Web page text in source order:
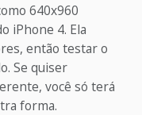
640x960
iPhone 4. Ela
então testar o
Se quiser
você só terá
forma.